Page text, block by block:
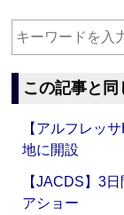
この記事と
【アルフレッ
地に開設
【JACDS】3
アショー